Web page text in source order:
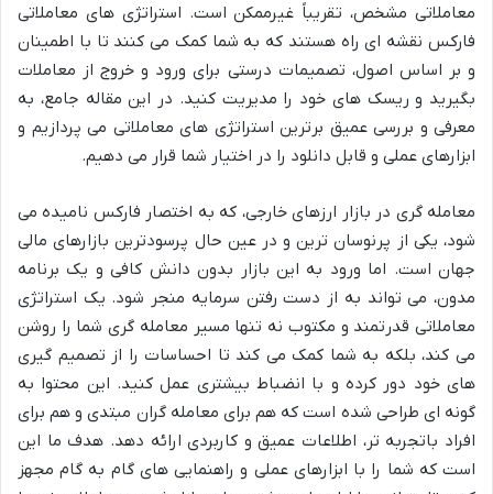
معاملاتی مشخص، تقریباً غیرممکن است. استراتژی های معاملاتی
فارکس نقشه ای راه هستند که به شما کمک می کنند تا با اطمینان
و بر اساس اصول، تصمیمات درستی برای ورود و خروج از معاملات
بگیرید و ریسک های خود را مدیریت کنید. در این مقاله جامع، به
معرفی و بررسی عمیق برترین استراتژی های معاملاتی می پردازیم و
ابزارهای عملی و قابل دانلود را در اختیار شما قرار می دهیم.
معامله گری در بازار ارزهای خارجی، که به اختصار فارکس نامیده می
شود، یکی از پرنوسان ترین و در عین حال پرسودترین بازارهای مالی
جهان است. اما ورود به این بازار بدون دانش کافی و یک برنامه
مدون، می تواند به از دست رفتن سرمایه منجر شود. یک استراتژی
معاملاتی قدرتمند و مکتوب نه تنها مسیر معامله گری شما را روشن
می کند، بلکه به شما کمک می کند تا احساسات را از تصمیم گیری
های خود دور کرده و با انضباط بیشتری عمل کنید. این محتوا به
گونه ای طراحی شده است که هم برای معامله گران مبتدی و هم برای
افراد باتجربه تر، اطلاعات عمیق و کاربردی ارائه دهد. هدف ما این
است که شما را با ابزارهای عملی و راهنمایی های گام به گام مجهز